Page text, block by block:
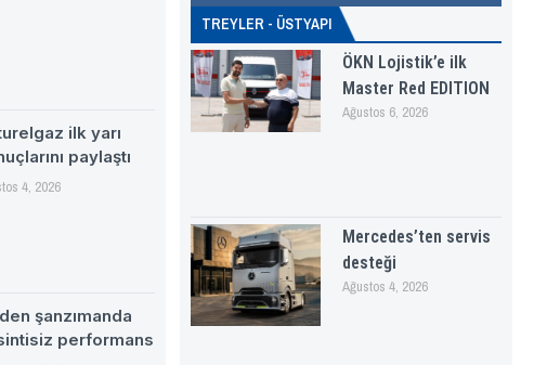
ilk yarı
paylaştı
4, 2026
şanzımanda
performans
TREYLER - ÜSTYAPI
ÖKN Lojistik’e ilk
Master Red EDITION
Ağustos 6, 2026
Mercedes’ten servis
desteği
Ağustos 4, 2026